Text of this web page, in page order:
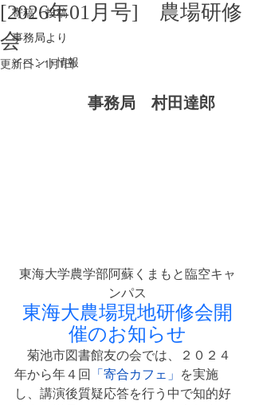
寄稿・投稿
事務局より
イベント情報
[2026年01月号] 農場研修
会
更新日：1月1日
事務局　村田達郎
東海大学農学部阿蘇くまもと臨空キャ
ンパス
東海大農場現地研修会開
催のお知らせ
菊池市図書館友の会では、２０２４
年から年４回
「寄合カフェ」
を実施
し、 講演後質疑応答を行う中で知的好